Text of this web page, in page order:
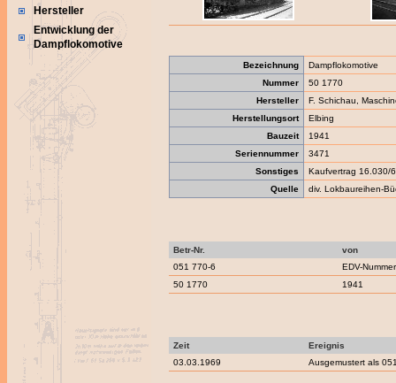
Hersteller
Entwicklung der
Dampflokomotive
Bezeichnung
Dampflokomotive
Nummer
50 1770
Hersteller
F. Schichau,
Herstellungsort
Elbing
Bauzeit
1941
Seriennummer
3471
Sonstiges
Kaufvertrag 16.030/
Quelle
div. Lokbaureihen-
Betr-Nr.
von
051 770-6
EDV-
50 1770
1941
Zeit
Ereignis
03.03.1969
Ausgemustert als